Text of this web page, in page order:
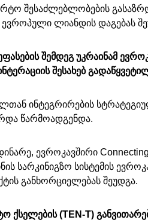
შესაძლებლობების
ევროპული ლიანდის დაგებას
შემდეგ უკრაინამ
შესახებ
ინტეგრირების
წარმოადგენდა.
ევროკავშირი
სარკინიგზო სისტემის
განხორციელებას შეუდგა.
(TEN-T)